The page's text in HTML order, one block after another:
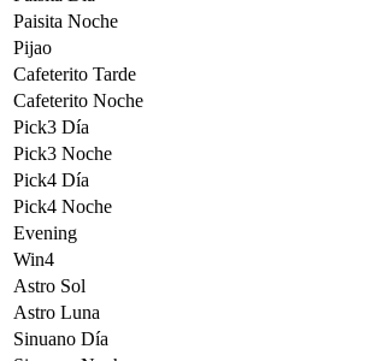
Paisita Noche
Pijao
Cafeterito Tarde
Cafeterito Noche
Pick3 Día
Pick3 Noche
Pick4 Día
Pick4 Noche
Evening
Win4
Astro Sol
Astro Luna
Sinuano Día